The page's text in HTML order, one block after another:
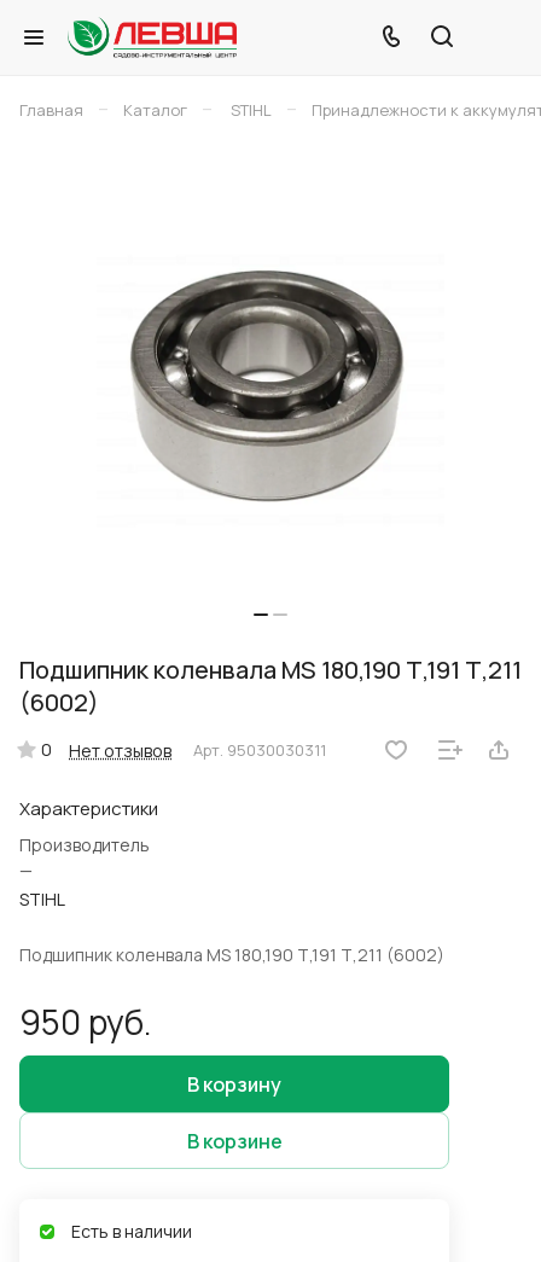
Главная – Каталог – STIHL – Принадлежности к
Подшипник коленвала MS 180,190 Т,191 Т,211
(6002)
0 Нет отзывов Арт. 95030030311
Характеристики
Производитель
—
STIHL
Подшипник коленвала MS 180,190 Т,191 Т,211 (6002)
950 руб.
В корзину
В корзине
Есть в наличии